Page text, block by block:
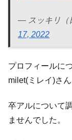
— スッキリ（
17, 2022
プロフィールに
milet(ミレイ)さん
卒アルについて
ませんでした。